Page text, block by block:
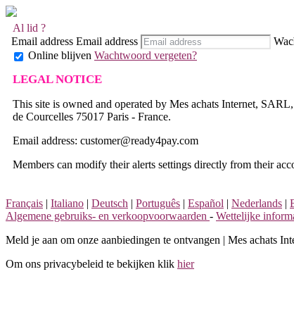
Al lid ?
Email address Email address
Online blijven Wachtwoord vergeten?
LEGAL NOTICE
This site is owned and operated by Mes achats Internet,
de Courcelles 75017 Paris - France.
Email address: customer@ready4pay.com
Members can modify their alerts settings directly from their
Français | Italiano | Deutsch | Português | Español | Nederlands |
Algemene gebruiks- en verkoopvoorwaarden - Wettelijke
Meld je aan om onze aanbiedingen te ontvangen | Mes achats
Om ons privacybeleid te bekijken klik hier